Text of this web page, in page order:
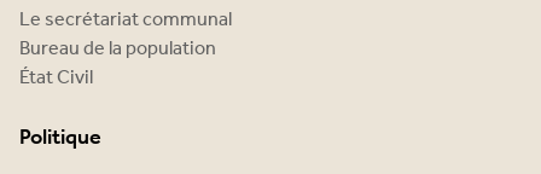
Le secrétariat communal
Bureau de la population
État Civil
Politique